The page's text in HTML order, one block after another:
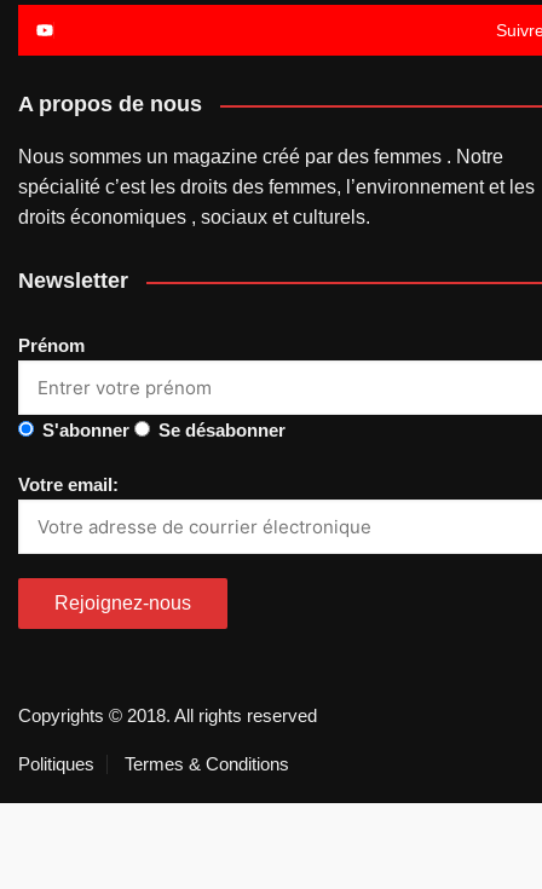
A propos de nous
Nous sommes un magazine créé par des femmes . Notre
spécialité c’est les droits des femmes, l’environnement et les
droits économiques , sociaux et culturels.
Newsletter
Prénom
S'abonner Se désabonner
Votre email:
Copyrights © 2018. All rights reserved
Politiques Termes & Conditions